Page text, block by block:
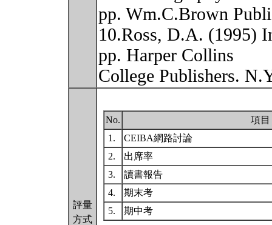
pp. Wm.C.Brown
10.Ross, D.A. (1995)
pp. Harper Collins
College Publishers.
評量
方式
No.
項目
1.
CEIBA網路討論
2.
出席率
3.
讀書報告
4.
期末考
5.
期中考